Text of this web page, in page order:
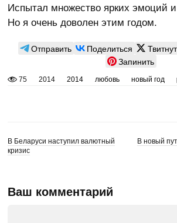
Испытал множество ярких эмоций
Но я очень доволен этим годом.
Отправить Поделиться
Запинить
75 2014 2014 любовь новый год
В Беларуси наступил валютный
кризис
В новый
Ваш комментарий